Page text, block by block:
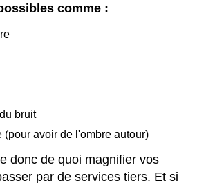
comme :
bruit
(pour avoir de l'ombre autour)
donc de quoi magnifier vos
par de services tiers. Et si